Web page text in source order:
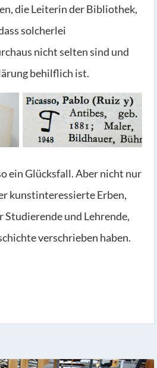
die Leiterin der Bibliothek,
solcherlei
nicht selten sind und
behilflich ist.
ein Glücksfall. Aber nicht nur
kunstinteressierte Erben,
Studierende und Lehrende,
verschrieben haben.